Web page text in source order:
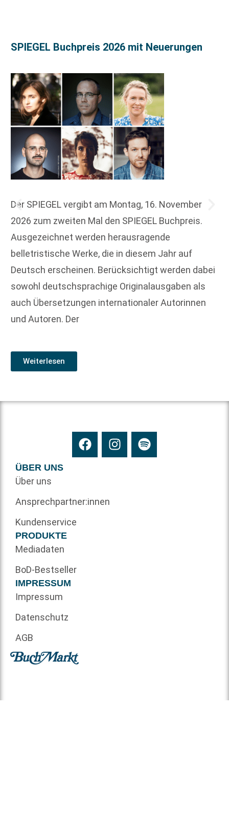
SPIEGEL Buchpreis 2026 mit Neuerungen
Der SPIEGEL vergibt am Montag, 16. November
2026 zum zweiten Mal den SPIEGEL Buchpreis.
Ausgezeichnet werden herausragende
belletristische Werke, die in diesem Jahr auf
Deutsch erscheinen. Berücksichtigt werden dabei
sowohl deutschsprachige Originalausgaben als
auch Übersetzungen internationaler Autorinnen
und Autoren. Der
Weiterlesen
ÜBER UNS
Über uns
Ansprechpartner:innen
Kundenservice
PRODUKTE
Mediadaten
BoD-Bestseller
IMPRESSUM
Impressum
Datenschutz
AGB